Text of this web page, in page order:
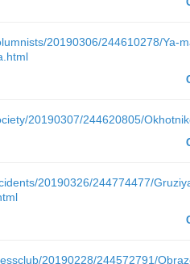
20190306/244610278/Ya-
20190307/244620805/
20190326/244774477/
20190228/244572791/